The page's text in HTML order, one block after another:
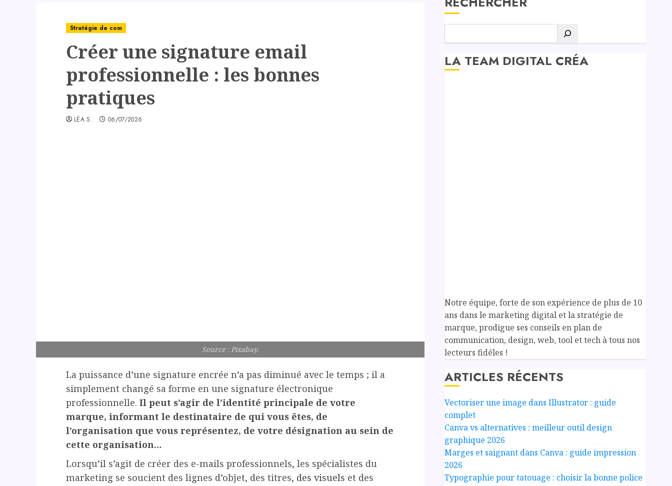
Stratégie de com
Créer une signature email
professionnelle : les bonnes
pratiques
LÉA S. 06/07/2026
Source : Pixabay.
La puissance d’une signature encrée n’a pas diminué avec le temps ; il a
simplement changé sa forme en une signature électronique
professionnelle. Il peut s’agir de l’identité principale de votre
marque, informant le destinataire de qui vous êtes, de
l’organisation que vous représentez, de votre désignation au sein de
cette organisation…
Lorsqu’il s’agit de créer des e-mails professionnels, les spécialistes du
marketing se soucient des lignes d’objet, des titres, des visuels et des
LA TEAM DIGITAL CRÉA
Notre équipe, forte de son expérience de plus de 10
ans dans le marketing digital et la stratégie de
marque, prodigue ses conseils en plan de
communication, design, web, tool et tech à tous nos
lecteurs fidéles !
ARTICLES RÉCENTS
Vectoriser une image dans Illustrator : guide
complet
Canva vs alternatives : meilleur outil design
graphique 2026
Marges et saignant dans Canva : guide impression
2026
Typographie pour tatouage : choisir la bonne police